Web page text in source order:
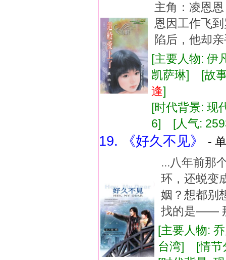
主角：凌恩
恩因工作飞
陷后，他却
[主要人物: 伊
凯萨琳] [故
逢]
[时代背景:
6] [人气:
19. 《好久不见》
-
...八年前那
环，还蜕变
姻？想都别
找的是——
[主要人物:
台湾] [情节